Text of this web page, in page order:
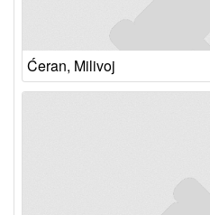
Ćeran, Milivoj